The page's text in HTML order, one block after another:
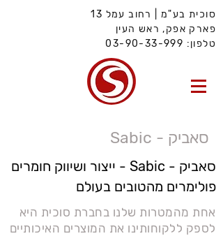
סוכית בע"מ | רחוב עמל 13
פארק אפק, ראש העין
טלפון: 03-90-33-999
סאביק - Sabic
סאביק - Sabic - ייצור ושיווק חומרים
פולימרים מהטובים בעולם
אחת מהמטרות שלנו בחברת סוכית היא
לספק ללקוחותינו את המוצרים האיכותיים